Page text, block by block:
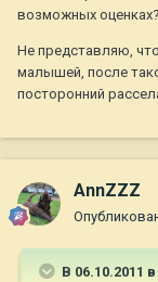
возможных
Не представляю,
малышей, после
посторонний
AnnZZZ
В 06.10.2011